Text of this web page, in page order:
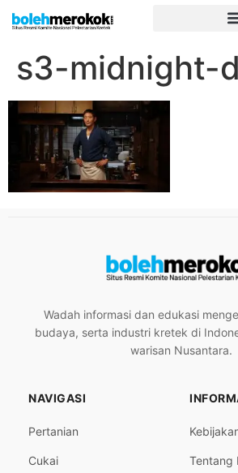
s3-midnight-
Wadah informasi dan edukasi
budaya, serta industri kretek di
warisan Nusantara.
NAVIGASI
Pertanian
Cukai Tentang